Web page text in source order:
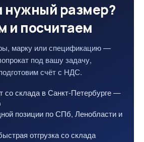
нужный размер?
и посчитаем
марку или спецификацию —
под вашу задачу,
счёт с НДС.
со склада в Санкт-Петербурге —
позиции по СПб, Ленобласти и
отгрузка со склада